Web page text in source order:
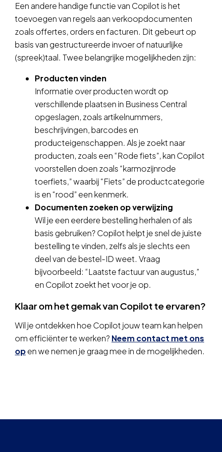
Een andere handige functie van Copilot is het
toevoegen van regels aan verkoopdocumenten
zoals offertes, orders en facturen. Dit gebeurt op
basis van gestructureerde invoer of natuurlijke
(spreek)taal. Twee belangrijke mogelijkheden zijn:
Producten vinden
Informatie over producten wordt op
verschillende plaatsen in Business Central
opgeslagen, zoals artikelnummers,
beschrijvingen, barcodes en
producteigenschappen. Als je zoekt naar
producten, zoals een “Rode fiets”, kan Copilot
voorstellen doen zoals “karmozijnrode
toerfiets,” waarbij “Fiets” de productcategorie
is en “rood” een kenmerk.
Documenten zoeken op verwijzing
Wil je een eerdere bestelling herhalen of als
basis gebruiken? Copilot helpt je snel de juiste
bestelling te vinden, zelfs als je slechts een
deel van de bestel-ID weet. Vraag
bijvoorbeeld: “Laatste factuur van augustus,”
en Copilot zoekt het voor je op.
Klaar om het gemak van Copilot te ervaren?
Wil je ontdekken hoe Copilot jouw team kan helpen
om efficiënter te werken? Neem contact met ons
open we nemen je graag mee in de mogelijkheden.